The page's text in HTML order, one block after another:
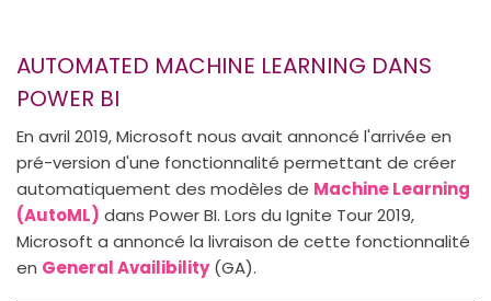
AUTOMATED MACHINE LEARNING DANS
POWER BI
En avril 2019, Microsoft nous avait annoncé l'arrivée en
pré-version d'une fonctionnalité permettant de créer
automatiquement des modèles de Machine Learning
(AutoML) dans Power BI. Lors du Ignite Tour 2019,
Microsoft a annoncé la livraison de cette fonctionnalité
en General Availibility(GA).